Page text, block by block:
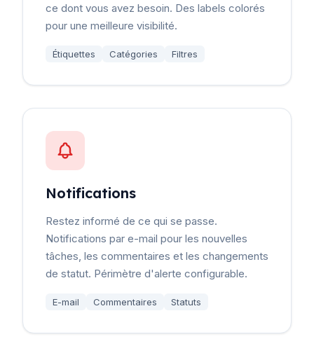
ce dont vous avez besoin. Des labels colorés
pour une meilleure visibilité.
Étiquettes Catégories Filtres
Notifications
Restez informé de ce qui se passe.
Notifications par e-mail pour les nouvelles
tâches, les commentaires et les changements
de statut. Périmètre d'alerte configurable.
E-mail Commentaires Statuts